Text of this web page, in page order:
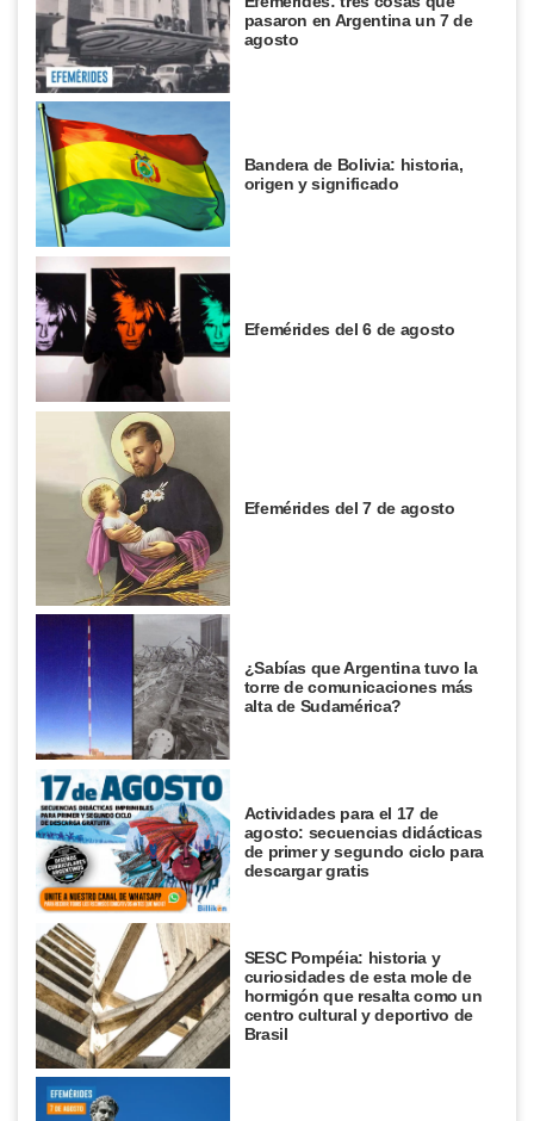
pasaron en Argentina un 7 de
agosto
Bandera de Bolivia: historia,
origen y significado
Efemérides del 6 de agosto
Efemérides del 7 de agosto
¿Sabías que Argentina tuvo la
torre de comunicaciones más
alta de Sudamérica?
Actividades para el 17 de
agosto: secuencias didácticas
de primer y segundo ciclo para
descargar gratis
SESC Pompéia: historia y
curiosidades de esta mole de
hormigón que resalta como un
centro cultural y deportivo de
Brasil